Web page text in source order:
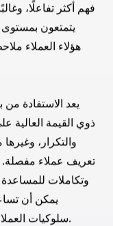
كبيرة من
بعادات إنفاقهم
التجارية. فهم ما
:
عادةً ما يشترك
فهم أكثر تفاعلًا،